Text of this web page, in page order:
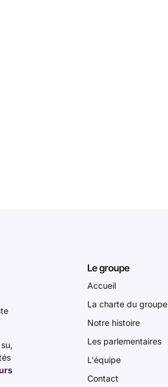
Le groupe
Accueil
La charte du groupe
Notre histoire
Les parlementaires
L'équipe
Contact